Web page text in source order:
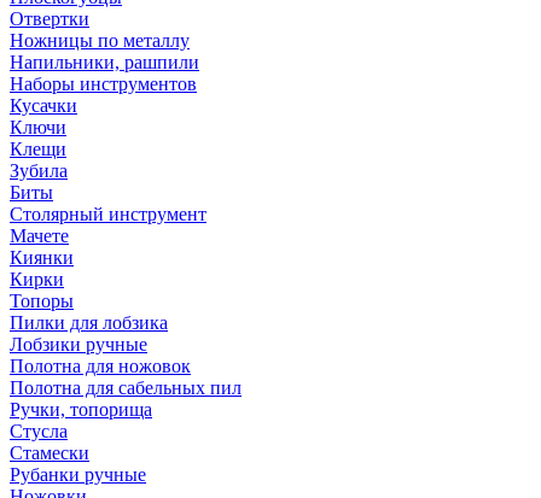
Отвертки
Ножницы по металлу
Напильники, рашпили
Наборы инструментов
Кусачки
Ключи
Клещи
Зубила
Биты
Столярный инструмент
Мачете
Киянки
Кирки
Топоры
Пилки для лобзика
Лобзики ручные
Полотна для ножовок
Полотна для сабельных пил
Ручки, топорища
Стусла
Стамески
Рубанки ручные